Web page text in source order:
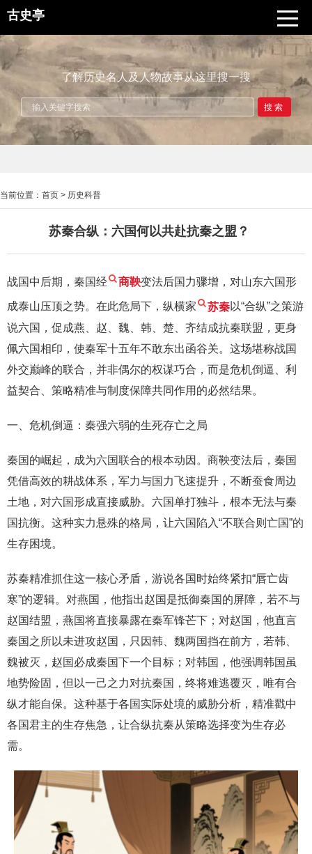
古史亭
了解历史名人及人物故事从这里搜一搜
搜索
当前位置： 首页 > 历史科普
苏秦合纵：六国何以共赴抗秦之盟？
战国中后期，秦国经 商鞅变法后国力骤增，对山东六国形
成泰山压顶之势。在此危局下，纵横家 苏秦以“合纵”之策游
说六国，促成燕、赵、魏、韩、楚、齐结成抗秦联盟，更身
佩六国相印，使秦军十五年不敢东出函谷关。这场堪称战国
外交巅峰的联合，并非偶尔的权谋巧合，而是危机倒逼、利
益契合、策略精准与制度保障共同作用的必然结果。
一、危机倒逼：秦强六弱的生死存亡之局
秦国的崛起，成为六国联合的根本动因。商鞅变法后，秦国
凭借高效的耕战体系，军力与国力飞速提升，不断蚕食周边
土地，对六国形成直接威胁。六国单打独斗，根本无法与秦
国抗衡。这种实力悬殊的格局，让六国陷入“不联合则亡国”的
生存困境。
苏秦精准抓住这一核心矛盾，游说各国时始终紧扣“唇亡齿
寒”的逻辑。对燕国，他指出赵国是抵御秦国的屏障，若不与
赵国结盟，燕国将直接暴露在秦军锋芒下；对赵国，他直言
秦国之所以未进攻赵国，只因韩、魏两国挡在前方，若韩、
魏被灭，赵国必成秦国下一个目标；对韩国，他强调韩国虽
地势险固，但以一己之力对抗秦国，终将难逃覆灭，唯有合
纵才能自保。这种基于各国实际处境的威胁分析，精准戳中
各国君主的生存焦急，让合纵抗秦从策略选择变为生存必
需。